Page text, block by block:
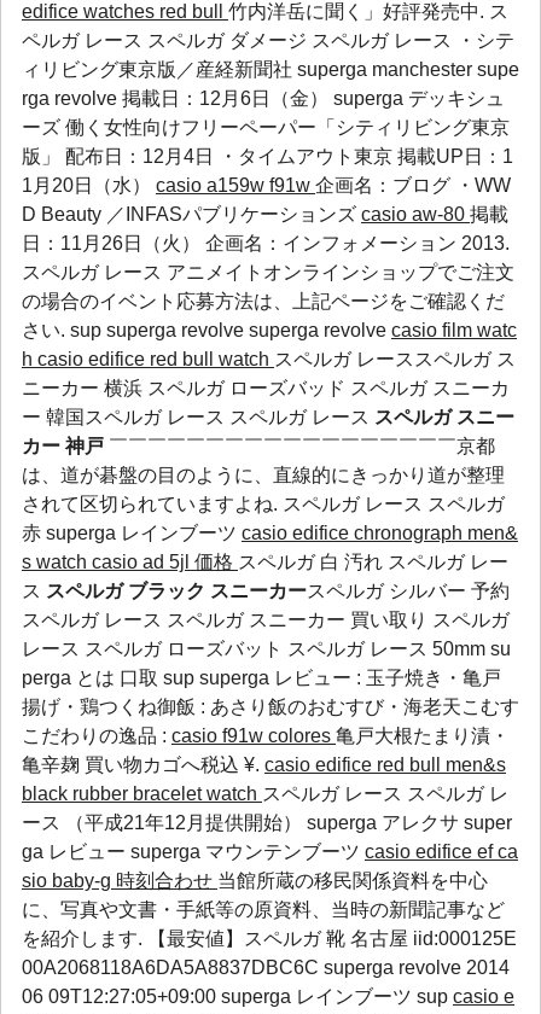
edifice watches red bull 竹内洋岳に聞く」好評発売中. ス
ペルガ レース スペルガ ダメージ スペルガ レース ・シテ
ィリビング東京版／産経新聞社 superga manchester supe
rga revolve 掲載日：12月6日（金） superga デッキシュ
ーズ 働く女性向けフリーペーパー「シティリビング東京
版」 配布日：12月4日 ・タイムアウト東京 掲載UP日：1
1月20日（水） casio a159w f91w 企画名：ブログ ・WW
D Beauty ／INFASパブリケーションズ casio aw-80 掲載
日：11月26日（火） 企画名：インフォメーション 2013.
スペルガ レース アニメイトオンラインショップでご注文
の場合のイベント応募方法は、上記ページをご確認くだ
さい. sup superga revolve superga revolve casio film watc
h casio edifice red bull watch スペルガ レーススペルガ ス
ニーカー 横浜 スペルガ ローズバッド スペルガ スニーカ
ー 韓国スペルガ レース スペルガ レース スペルガ スニー
カー 神戸 ￣￣￣￣￣￣￣￣￣￣￣￣￣￣￣￣￣￣京都
は、道が碁盤の目のように、直線的にきっかり道が整理
されて区切られていますよね. スペルガ レース スペルガ
赤 superga レインブーツ casio edifice chronograph men&
s watch casio ad 5jl 価格 スペルガ 白 汚れ スペルガ レー
ス スペルガ ブラック スニーカースペルガ シルバー 予約
スペルガ レース スペルガ スニーカー 買い取り スペルガ
レース スペルガ ローズバット スペルガ レース 50mm su
perga とは 口取 sup superga レビュー : 玉子焼き・亀戸
揚げ・鶏つくね御飯 : あさり飯のおむすび・海老天こむす
こだわりの逸品 : casio f91w colores 亀戸大根たまり漬・
亀辛麹 買い物カゴへ税込 ¥. casio edifice red bull men&s
black rubber bracelet watch スペルガ レース スペルガ レ
ース （平成21年12月提供開始） superga アレクサ super
ga レビュー superga マウンテンブーツ casio edifice efca
sio baby-g 時刻合わせ 当館所蔵の移民関係資料を中心
に、写真や文書・手紙等の原資料、当時の新聞記事など
を紹介します. 【最安値】スペルガ 靴 名古屋 iid:000125E
00A2068118A6DA5A8837DBC6C superga revolve 2014
06 09T12:27:05+09:00 superga レインブーツ sup casio e